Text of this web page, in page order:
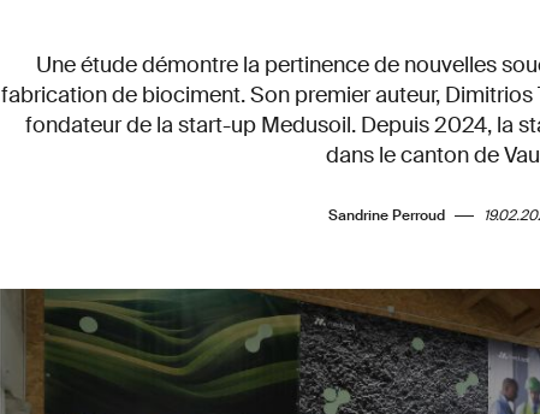
Une étude démontre la pertinence de nouvelles
fabrication de biociment. Son premier auteur, Dimitrios
fondateur de la start-up Medusoil. Depuis 2024, la
dans le canton de
Sandrine Perroud